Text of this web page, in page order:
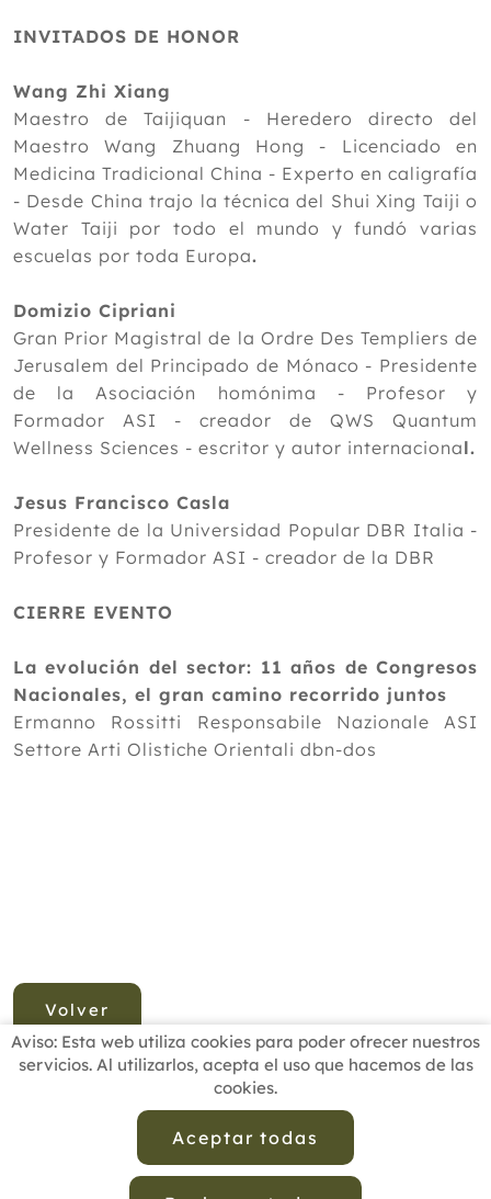
INVITADOS DE HONOR
Wang Zhi Xiang
Maestro de Taijiquan - Heredero directo del
Maestro Wang Zhuang Hong - Licenciado en
Medicina Tradicional China - Experto en caligrafía
- Desde China trajo la técnica del Shui Xing Taiji o
Water Taiji por todo el mundo y fundó varias
escuelas por toda Europa.
Domizio Cipriani
Gran Prior Magistral de la Ordre Des Templiers de
Jerusalem del Principado de Mónaco - Presidente
de la Asociación homónima - Profesor y
Formador ASI - creador de QWS Quantum
Wellness Sciences - escritor y autor internacional.
Jesus Francisco Casla
Presidente de la Universidad Popular DBR Italia -
Profesor y Formador ASI - creador de la DBR
CIERRE EVENTO
La evolución del sector: 11 años de Congresos
Nacionales, el gran camino recorrido juntos
Ermanno Rossitti Responsabile Nazionale ASI
Settore Arti Olistiche Orientali dbn-dos
Volver
Aviso: Esta web utiliza cookies para poder ofrecer nuestros
servicios. Al utilizarlos, acepta el uso que hacemos de las
cookies.
Aceptar todas
BUSCADOR PROFESIONALES
ESCUELAS RECOMENDADAS
CONTACTO